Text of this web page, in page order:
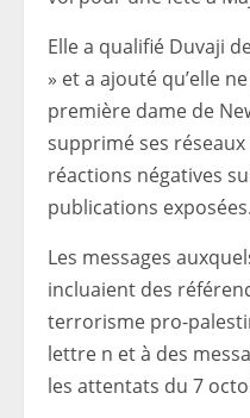
Elle a qualifié Duvaji
» et a ajouté qu’elle
première dame de
supprimé ses
réactions négatives
publications exposées.
Les messages
incluaient des
terrorisme pro-
lettre n et à des
les attentats du 7